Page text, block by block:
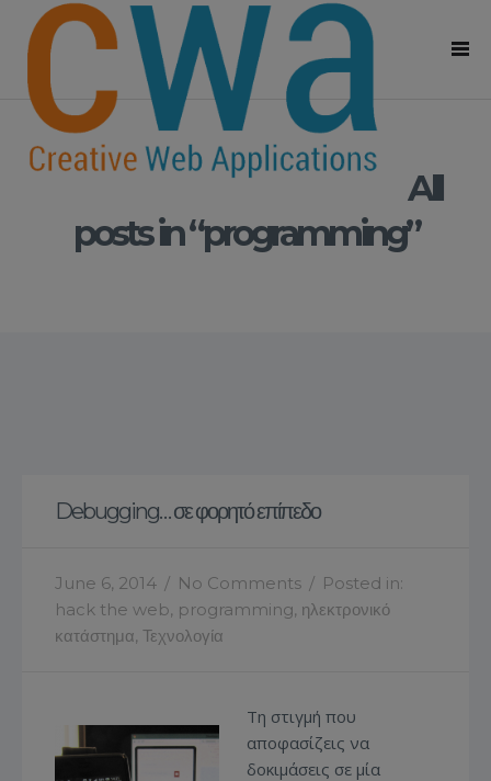
All
posts in “programming”
Debugging… σε φορητό επίπεδο
June 6, 2014 / No Comments / Posted in:
hack the web, programming, ηλεκτρονικό
κατάστημα, Τεχνολογία
Τη στιγμή που
αποφασίζεις να
δοκιμάσεις σε μία